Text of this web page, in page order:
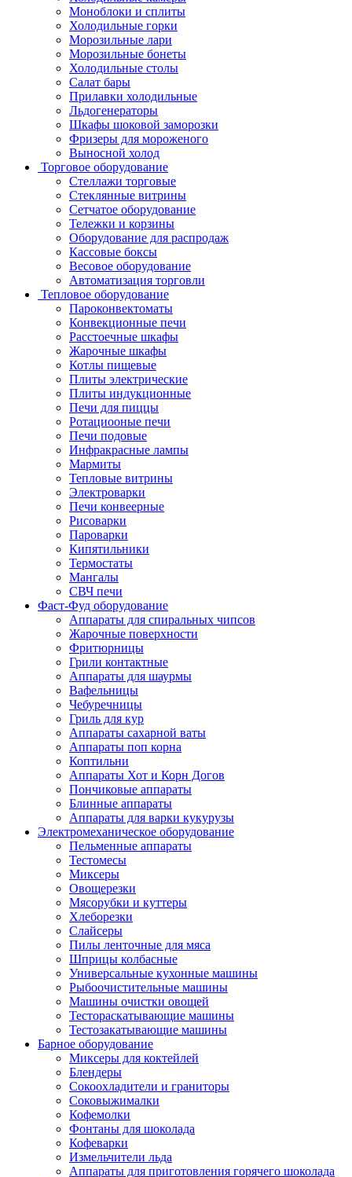
Моноблоки и сплиты
Холодильные горки
Морозильные лари
Морозильные бонеты
Холодильные столы
Салат бары
Прилавки холодильные
Льдогенераторы
Шкафы шоковой заморозки
Фризеры для мороженого
Выносной холод
Торговое оборудование
Стеллажи торговые
Стеклянные витрины
Сетчатое оборудование
Тележки и корзины
Оборудование для распродаж
Кассовые боксы
Весовое оборудование
Автоматизация торговли
Тепловое оборудование
Пароконвектоматы
Конвекционные печи
Расстоечные шкафы
Жарочные шкафы
Котлы пищевые
Плиты электрические
Плиты индукционные
Печи для пиццы
Ротациооные печи
Печи подовые
Инфракрасные лампы
Мармиты
Тепловые витрины
Электроварки
Печи конвеерные
Рисоварки
Пароварки
Кипятильники
Термостаты
Мангалы
СВЧ печи
Фаст-Фуд оборудование
Аппараты для спиральных чипсов
Жарочные поверхности
Фритюрницы
Грили контактные
Аппараты для шаурмы
Вафельницы
Чебуречницы
Гриль для кур
Аппараты сахарной ваты
Аппараты поп корна
Коптильни
Аппараты Хот и Корн Догов
Пончиковые аппараты
Блинные аппараты
Аппараты для варки кукурузы
Электромеханическое оборудование
Пельменные аппараты
Тестомесы
Миксеры
Овощерезки
Мясорубки и куттеры
Хлеборезки
Слайсеры
Пилы ленточные для мяса
Шприцы колбасные
Универсальные кухонные машины
Рыбоочистительные машины
Машины очистки овощей
Тестораскатывающие машины
Тестозакатывающие машины
Барное оборудование
Миксеры для коктейлей
Блендеры
Сокоохладители и граниторы
Соковыжималки
Кофемолки
Фонтаны для шоколада
Кофеварки
Измельчители льда
Аппараты для приготовления горячего шоколада